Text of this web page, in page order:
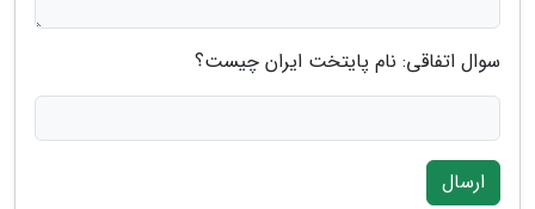
سوال اتفاقی: نام پایتخت ایران چیست؟
ارسال